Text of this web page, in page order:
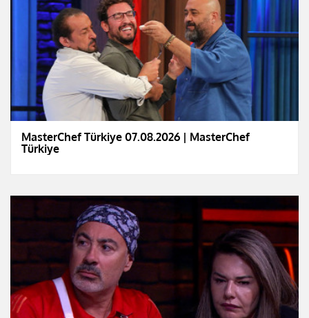
MasterChef Türkiye 07.08.2026 | MasterChef
Türkiye